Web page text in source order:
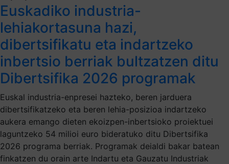
Euskadiko industria-
lehiakortasuna hazi,
dibertsifikatu eta indartzeko
inbertsio berriak bultzatzen ditu
Dibertsifika 2026 programak
Euskal industria-enpresei hazteko, beren jarduera
dibertsifikatzeko eta beren lehia-posizioa indartzeko
aukera emango dieten ekoizpen-inbertsioko proiektuei
laguntzeko 54 milioi euro bideratuko ditu Dibertsifika
2026 programa berriak. Programak deialdi bakar batean
finkatzen du orain arte Indartu eta Gauzatu Industriak